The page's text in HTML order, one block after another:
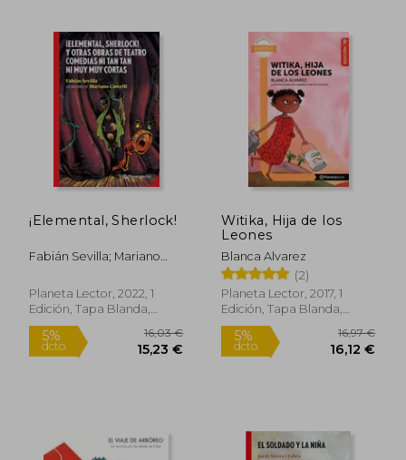
5%
dcto. 19,10 €
5%
dcto.
¡Elemental, Sherlock!
Fabián Sevilla; Mariano
Planeta Lector, 2022, 1
Edición, Tapa Blanda,
Nuevo
Witika, Hija de los
Leones
Blanca Alvarez
(2)
Planeta Lector, 2017, 1
Edición, Tapa Blanda,
Nuevo